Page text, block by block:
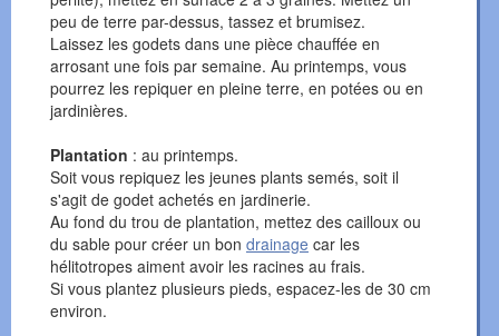
peu de terre par-dessus, tassez et brumisez.
Laissez les godets dans une pièce chauffée en
arrosant une fois par semaine. Au printemps, vous
pourrez les repiquer en pleine terre, en potées ou en
jardinières.
Plantation : au printemps.
Soit vous repiquez les jeunes plants semés, soit il
s'agit de godet achetés en jardinerie.
Au fond du trou de plantation, mettez des cailloux ou
du sable pour créer un bon drainage car les
hélitotropes aiment avoir les racines au frais.
Si vous plantez plusieurs pieds, espacez-les de 30 cm
environ.